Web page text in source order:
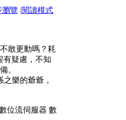
瀏覽 |閱讀模式
敢更動嗎？耗
有疑慮，不知
。
樂的爺爺，